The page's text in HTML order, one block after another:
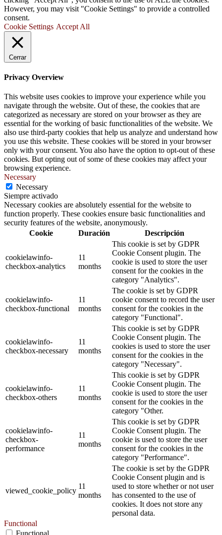
However, you may visit "Cookie Settings" to provide a controlled
consent.
Cookie Settings Accept All
Cerrar
Privacy Overview
This website uses cookies to improve your experience while you
navigate through the website. Out of these, the cookies that are
categorized as necessary are stored on your browser as they are
essential for the working of basic functionalities of the website. We
also use third-party cookies that help us analyze and understand how
you use this website. These cookies will be stored in your browser
only with your consent. You also have the option to opt-out of these
cookies. But opting out of some of these cookies may affect your
browsing experience.
Necessary
Necessary
Siempre activado
Necessary cookies are absolutely essential for the website to
function properly. These cookies ensure basic functionalities and
security features of the website, anonymously.
Cookie
Duración Descripción
cookielawinfo-
checkbox-analytics
11
months
This cookie is set by GDPR
Cookie Consent plugin. The
cookie is used to store the user
consent for the cookies in the
category "Analytics".
cookielawinfo-
checkbox-functional
11
months
The cookie is set by GDPR
cookie consent to record the user
consent for the cookies in the
category "Functional".
cookielawinfo-
checkbox-necessary
11
months
This cookie is set by GDPR
Cookie Consent plugin. The
cookies is used to store the user
consent for the cookies in the
category "Necessary".
cookielawinfo-
checkbox-others
11
months
This cookie is set by GDPR
Cookie Consent plugin. The
cookie is used to store the user
consent for the cookies in the
category "Other.
cookielawinfo-
checkbox-
performance
11
months
This cookie is set by GDPR
Cookie Consent plugin. The
cookie is used to store the user
consent for the cookies in the
category "Performance".
viewed_cookie_policy
11
months
The cookie is set by the GDPR
Cookie Consent plugin and is
used to store whether or not user
has consented to the use of
cookies. It does not store any
personal data.
Functional
Functional